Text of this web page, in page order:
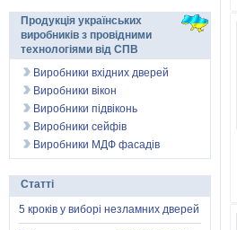
Продукція українських
виробників з провідними
технологіями від СПВ
Виробники вхідних дверей
Виробники вікон
Виробники підвіконь
Виробники сейфів
Виробники МДФ фасадів
Статті
5 кроків у виборі незламних дверей